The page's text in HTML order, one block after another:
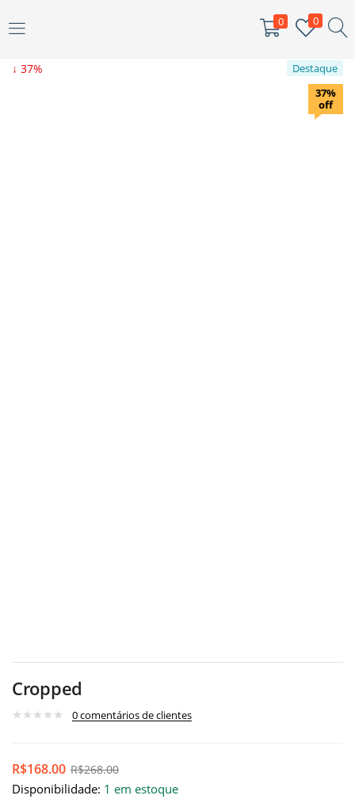
0 0
37%
off
Destaque
↓ 37%
Cropped
0comentários de clientes
R$168.00 R$268.00
Disponibilidade: 1 em estoque